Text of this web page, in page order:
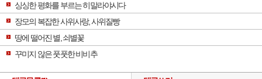
싱싱한 평화를 부르는 히말라야시다
장모의 복잡한 사위사랑, 사위질빵
땅에 떨어진 별, 쇠별꽃
꾸미지 않은 풋풋한 비비추